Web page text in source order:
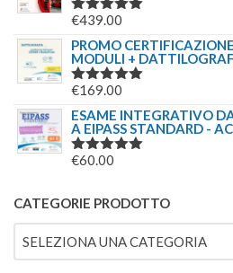
VALUTATO
€439.00
PROMO
MODULI +
VALUTATO
€169.00
ESAME INTEGRATIVO
A EIPASS STANDARD -
VALUTATO
€60.00
CATEGORIE PRODOTTO
SELEZIONA UNA CATEGORIA